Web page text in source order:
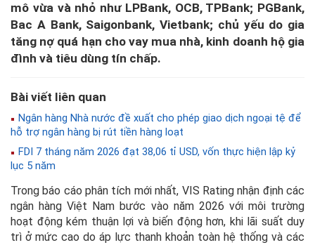
mô vừa và nhỏ như LPBank, OCB, TPBank; PGBank,
Bac A Bank, Saigonbank, Vietbank; chủ yếu do gia
tăng nợ quá hạn cho vay mua nhà, kinh doanh hộ gia
đình và tiêu dùng tín chấp.
Bài viết liên quan
Ngân hàng Nhà nước đề xuất cho phép giao dịch ngoại tệ để
hỗ trợ ngân hàng bị rút tiền hàng loạt
FDI 7 tháng năm 2026 đạt 38,06 tỉ USD, vốn thực hiện lập kỷ
lục 5 năm
Trong báo cáo phân tích mới nhất, VIS Rating nhận định các
ngân hàng Việt Nam bước vào năm 2026 với môi trường
hoạt động kém thuận lợi và biến động hơn, khi lãi suất duy
trì ở mức cao do áp lực thanh khoản toàn hệ thống và các